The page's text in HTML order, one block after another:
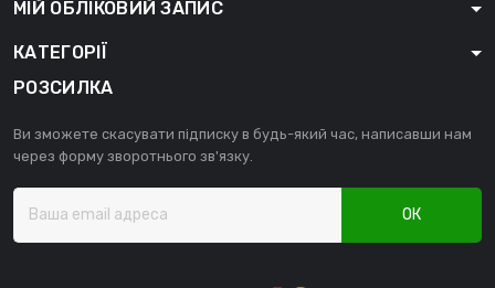
МІЙ ОБЛІКОВИЙ ЗАПИС
КАТЕГОРІЇ
РОЗСИЛКА
Ви зможете скасувати підписку в будь-який час, написавши нам
через форму зворотнього зв'язку.
ОК